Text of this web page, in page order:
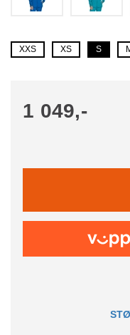
XXS XS S
1 049,-